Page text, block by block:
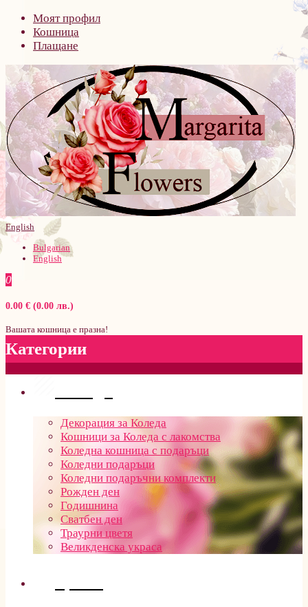
Моят профил
Кошница
Плащане
English
Bulgarian
English
0
0.00 € (0.00 лв.)
Вашата кошница е празна!
Категории
Декорация за Коледа
Кошници за Коледа с лакомства
Коледна кошница с подаръци
Коледни подаръци
Коледни подаръчни комплекти
Рожден ден
Годишнина
Сватбен ден
Траурни цветя
Великденска украса